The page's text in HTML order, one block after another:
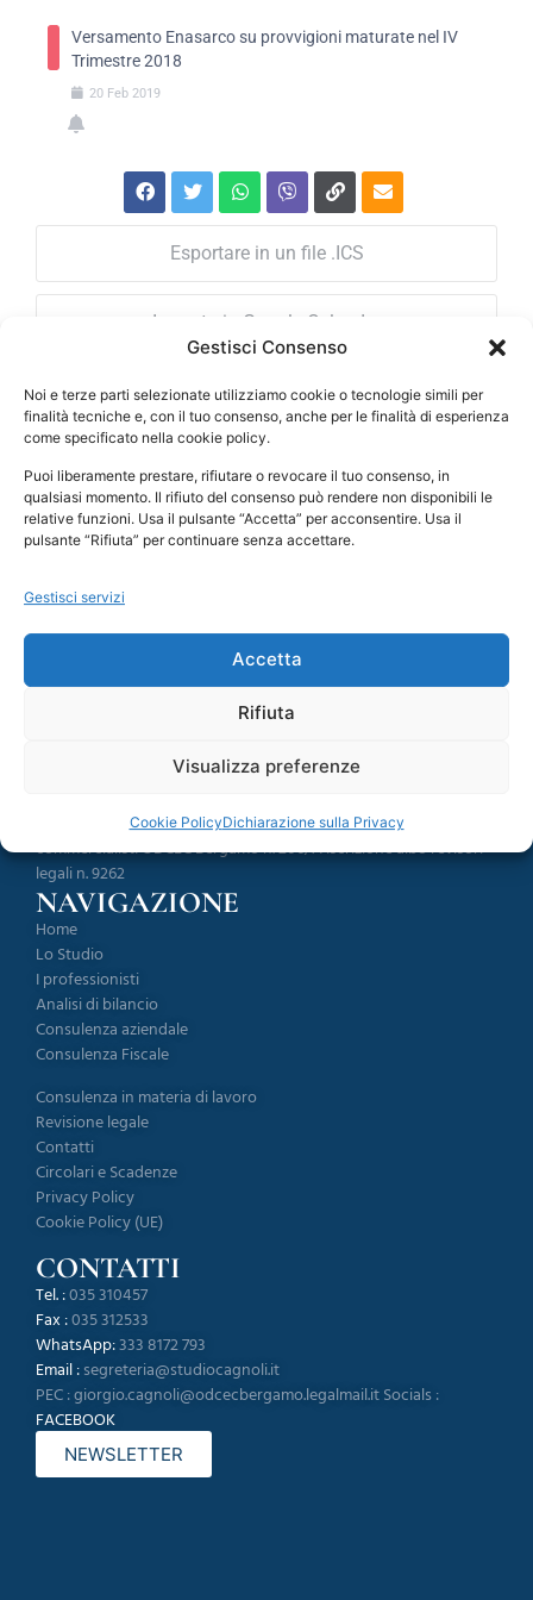
Gestisci Consenso
Noi e terze parti selezionate utilizziamo cookie o tecnologie simili per
finalità tecniche e, con il tuo consenso, anche per le finalità di esperienza
come specificato nella cookie policy.
Puoi liberamente prestare, rifiutare o revocare il tuo consenso, in
qualsiasi momento. Il rifiuto del consenso può rendere non disponibili le
relative funzioni. Usa il pulsante “Accetta” per acconsentire. Usa il
pulsante “Rifiuta” per continuare senza accettare.
Gestisci servizi
Accetta
Rifiuta
Visualizza preferenze
Cookie PolicyDichiarazione sulla Privacy
Versamento Enasarco su provvigioni maturate nel IV
Trimestre 2018
20 Feb 2019
Esportare in un file .ICS
Importa in Google Calendar
ORARI DI APERTURA
Lun – Ven: 08.30-12.30 / 14.30-18.30
Il mercoledì lo studio è chiuso per disbrigo pratiche
Si riceve su appuntamento
LO STUDIO
01268310164 C.F. CGNGRG50H02A794R Iscrizione albo
commercialistI ODCEC Bergamo n. 206/A Iscrizione albo revisori
legali n. 9262
NAVIGAZIONE
Home
Lo Studio
I professionisti
Analisi di bilancio
Consulenza aziendale
Consulenza Fiscale
Consulenza in materia di lavoro
Revisione legale
Contatti
Circolari e Scadenze
Privacy Policy
Cookie Policy (UE)
CONTATTI
Tel. :035 310457
Fax :035 312533
WhatsApp:333 8172 793
Email : segreteria@studiocagnoli.it
PEC :giorgio.cagnoli@odcecbergamo.legalmail.it Socials :
FACEBOOK
NEWSLETTER